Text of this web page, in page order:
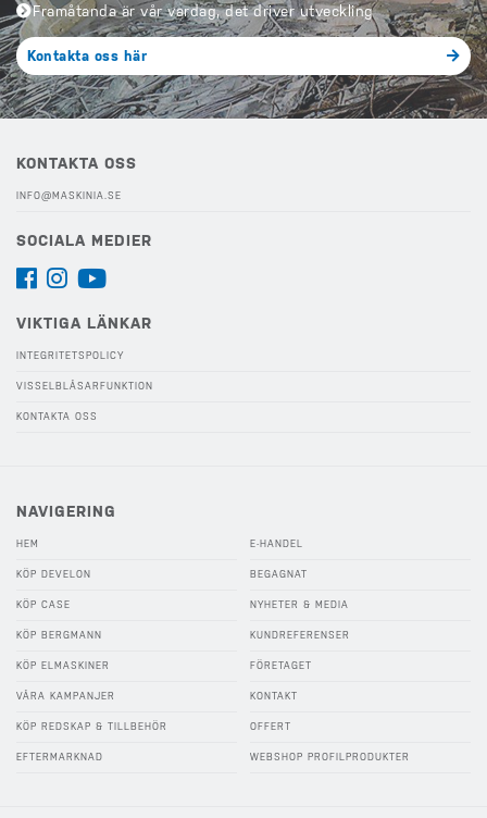
Framåtanda är vår vardag, det driver utveckling
Kontakta oss här
KONTAKTA OSS
INFO@MASKINIA.SE
SOCIALA MEDIER
VIKTIGA LÄNKAR
INTEGRITETSPOLICY
VISSELBLÅSARFUNKTION
KONTAKTA OSS
NAVIGERING
HEM
KÖP DEVELON
KÖP CASE
KÖP BERGMANN
KÖP ELMASKINER
VÅRA KAMPANJER
KÖP REDSKAP & TILLBEHÖR
EFTERMARKNAD
E-HANDEL
BEGAGNAT
NYHETER & MEDIA
KUNDREFERENSER
FÖRETAGET
KONTAKT
OFFERT
WEBSHOP PROFILPRODUKTER